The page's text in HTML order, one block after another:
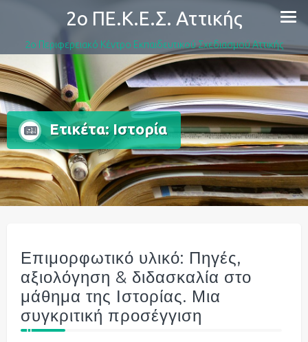
content
2ο ΠΕ.Κ.Ε.Σ. Αττικής
2ο Περιφερειακό Κέντρο Εκπαιδευτικού Σχεδιασμού Αττικής
Ετικέτα:Ιστορία
Επιμορφωτικό υλικό: Πηγές,
αξιολόγηση & διδασκαλία στο
μάθημα της Ιστορίας. Μια
συγκριτική προσέγγιση